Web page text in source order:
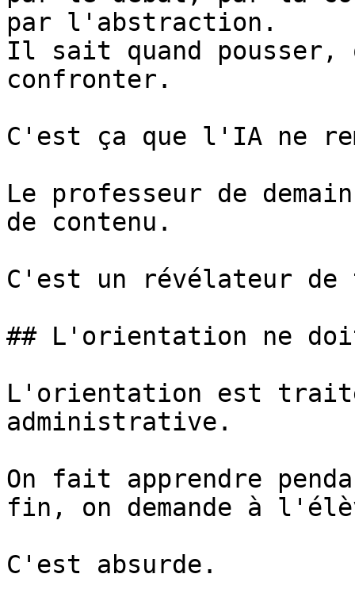
par l'abstraction.
Il sait quand pousser,
confronter.
C'est ça que l'IA ne
Le professeur de
de contenu.
C'est un révélateur
## L'orientation ne
L'orientation est
administrative.
On fait apprendre
fin, on demande à
C'est absurde.